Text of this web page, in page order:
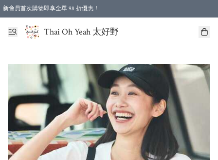
新會員首次購物即享全單 98 折優惠！
特選會員可享全單低至 96 折優惠！
Thai Oh Yeah 太好野